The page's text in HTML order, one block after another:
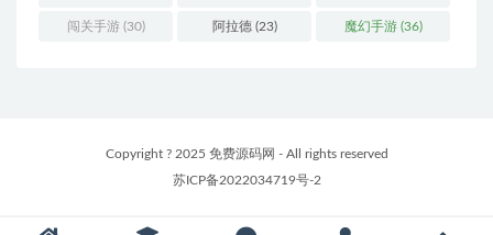
闯关手游(30) 阿拉德(23) 魔幻手游(36)
Copyright ? 2025 免费源码网 - All rights reserved
苏ICP备2022034719号-2